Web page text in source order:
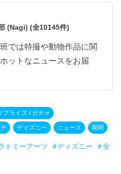
(Nagi)(全10145件)
では特撮や動物作品に関
ットなニュースをお届
プライズ / ガチャ
ディズニー ニュース 期間
トミーアーツ ディズニー
全